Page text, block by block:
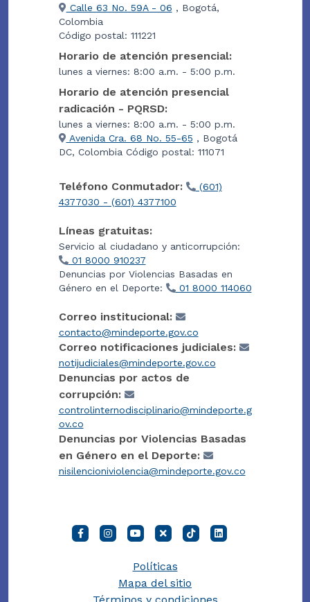
Calle 63 No. 59A - 06 , Bogotá,
Colombia
Código postal: 111221
Horario de atención presencial:
lunes a viernes: 8:00 a.m. - 5:00 p.m.
Horario de atención presencial
radicación - PQRSD:
lunes a viernes: 8:00 a.m. - 5:00 p.m.
Avenida Cra. 68 No. 55-65 , Bogotá
DC, Colombia Código postal: 111071
Teléfono Conmutador:
(601)
4377030 - (601) 4377100
Líneas gratuitas:
Servicio al ciudadano y anticorrupción:
01 8000 910237
Denuncias por Violencias Basadas en
Género en el Deporte:
01 8000 114060
Correo institucional:
contacto@mindeporte.gov.co
Correo notificaciones judiciales:
notijudiciales@mindeporte.gov.co
Denuncias por actos de
corrupción:
controlinternodisciplinario@mindeporte.g
ov.co
Denuncias por Violencias Basadas
en Género en el Deporte:
nisilencioniviolencia@mindeporte.gov.co
Políticas
Mapa del sitio